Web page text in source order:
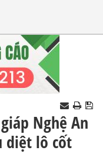
Nghệ An
diệt lô cốt